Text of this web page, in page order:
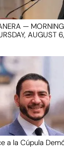
—
AUGUST
a la Cúpula